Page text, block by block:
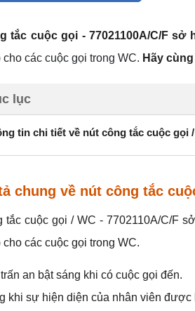
tắc cuộc gọi - 77021100A/C/F sở
cho các cuộc gọi trong WC. Hãy
lục
tin chi tiết về nút công tắc cuộc gọi /
chung về nút công tắc
tắc cuộc gọi / WC - 7702110A/C/F
cho các cuộc gọi trong WC.
an bật sáng khi có cuộc gọi đến.
khi sự hiện diện của nhân viên